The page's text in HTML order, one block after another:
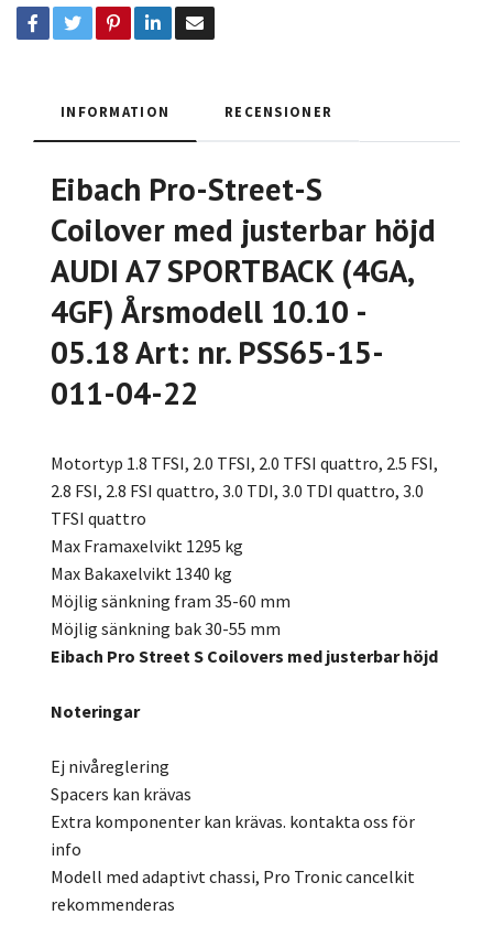
INFORMATION RECENSIONER
Eibach Pro-Street-S
Coilover med justerbar höjd
AUDI A7 SPORTBACK (4GA,
4GF) Årsmodell 10.10 -
05.18 Art: nr. PSS65-15-
011-04-22
Motortyp 1.8 TFSI, 2.0 TFSI, 2.0 TFSI quattro, 2.5 FSI,
2.8 FSI, 2.8 FSI quattro, 3.0 TDI, 3.0 TDI quattro, 3.0
TFSI quattro
Max Framaxelvikt 1295 kg
Max Bakaxelvikt 1340 kg
Möjlig sänkning fram 35-60 mm
Möjlig sänkning bak 30-55 mm
Eibach Pro Street S Coilovers med justerbar höjd
Noteringar
Ej nivåreglering
Spacers kan krävas
Extra komponenter kan krävas. kontakta oss för
info
Modell med adaptivt chassi, Pro Tronic cancelkit
rekommenderas